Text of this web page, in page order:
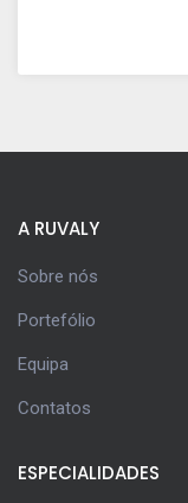
A RUVALY
Sobre nós
Portefólio
Equipa
Contatos
ESPECIALIDADES